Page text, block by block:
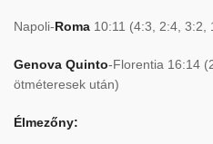
Napoli-Roma 10:11 (4:3, 2:4, 3:2,
Genova Quinto-Florentia 16:14
ötméteresek után)
Élmezőny: